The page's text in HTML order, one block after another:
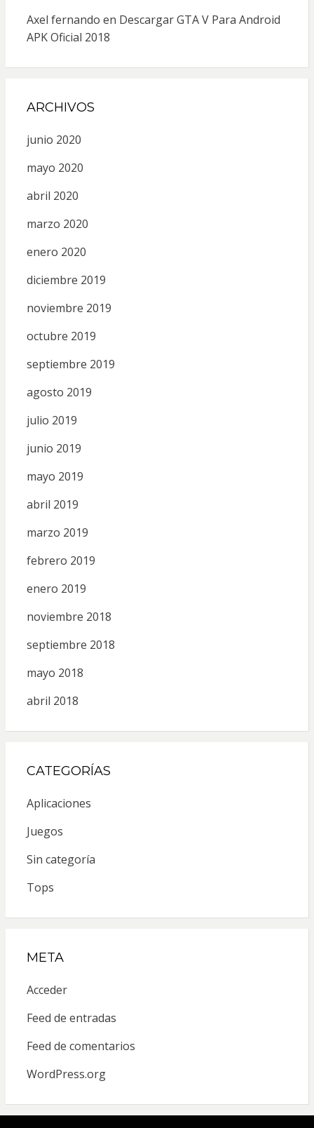
Axel fernando en Descargar GTA V Para Android
APK Oficial 2018
ARCHIVOS
junio 2020
mayo 2020
abril 2020
marzo 2020
enero 2020
diciembre 2019
noviembre 2019
octubre 2019
septiembre 2019
agosto 2019
julio 2019
junio 2019
mayo 2019
abril 2019
marzo 2019
febrero 2019
enero 2019
noviembre 2018
septiembre 2018
mayo 2018
abril 2018
CATEGORÍAS
Aplicaciones
Juegos
Sin categoría
Tops
META
Acceder
Feed de entradas
Feed de comentarios
WordPress.org